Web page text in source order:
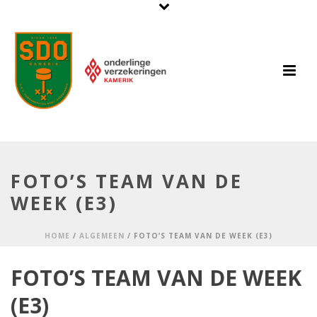
FOTO’S TEAM VAN DE
WEEK (E3)
HOME / ALGEMEEN / FOTO’S TEAM VAN DE WEEK (E3)
FOTO’S TEAM VAN DE WEEK
(E3)